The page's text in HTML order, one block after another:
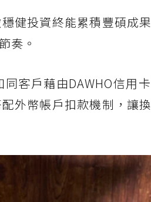
健投資終能累積豐碩成
奏。
客戶藉由DAWHO信用
外幣帳戶扣款機制，讓